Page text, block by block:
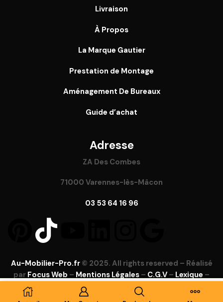
Livraison
À Propos
La Marque Gautier
Prestation de Montage
Aménagement De Bureaux
Guide d’achat
Adresse
ZA Des Combes
71000 Varennes-lès-Mâcon
03 53 64 16 96
Au-Mobilier-Pro.fr© 2025. All rights reserved – Réalisé
par Focus Web – Mentions Légales – C.G.V – Lexique –
Ajouter Au Panier